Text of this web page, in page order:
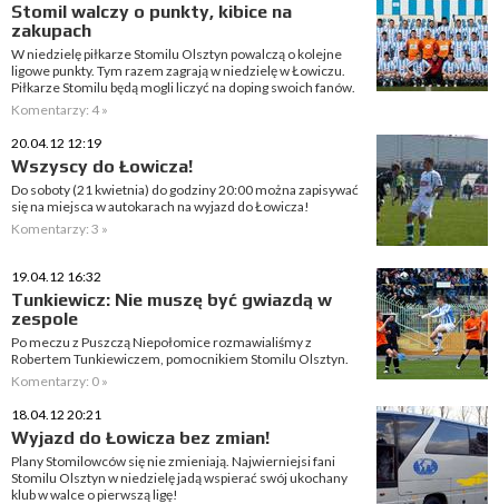
Stomil walczy o punkty, kibice na
zakupach
W niedzielę piłkarze Stomilu Olsztyn powalczą o kolejne
ligowe punkty. Tym razem zagrają w niedzielę w Łowiczu.
Piłkarze Stomilu będą mogli liczyć na doping swoich fanów.
Komentarzy: 4 »
20.04.12 12:19
Wszyscy do Łowicza!
Do soboty (21 kwietnia) do godziny 20:00 można zapisywać
się na miejsca w autokarach na wyjazd do Łowicza!
Komentarzy: 3 »
19.04.12 16:32
Tunkiewicz: Nie muszę być gwiazdą w
zespole
Po meczu z Puszczą Niepołomice rozmawialiśmy z
Robertem Tunkiewiczem, pomocnikiem Stomilu Olsztyn.
Komentarzy: 0 »
18.04.12 20:21
Wyjazd do Łowicza bez zmian!
Plany Stomilowców się nie zmieniają. Najwierniejsi fani
Stomilu Olsztyn w niedzielę jadą wspierać swój ukochany
klub w walce o pierwszą ligę!